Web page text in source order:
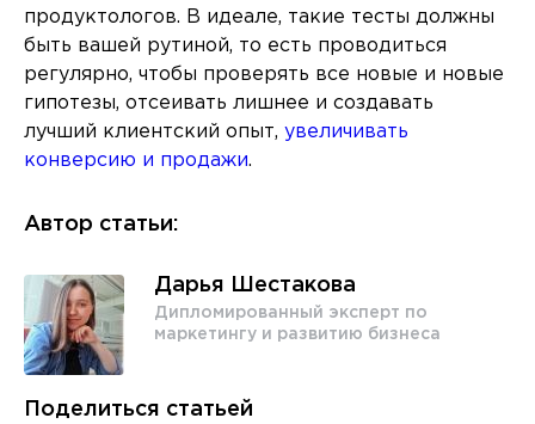
продуктологов. В идеале, такие тесты должны
быть вашей рутиной, то есть проводиться
регулярно, чтобы проверять все новые и новые
гипотезы, отсеивать лишнее и создавать
лучший клиентский опыт, увеличивать
конверсию и продажи.
Автор статьи:
Дарья Шестакова
Дипломированный эксперт по
маркетингу и развитию бизнеса
Поделиться статьей